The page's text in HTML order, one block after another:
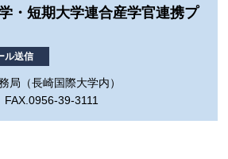
・短期⼤学連合産学官連携プ
ル送信
局（長崎国際大学内）
39-3111